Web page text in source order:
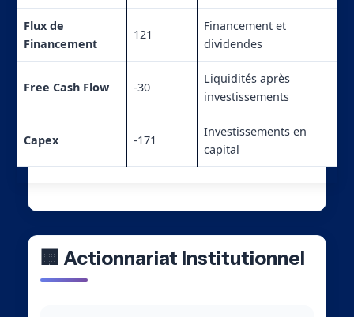
Flux de
Financement
121
Financement et
dividendes
Free Cash Flow -30
Liquidités après
investissements
Capex -171
Investissements en
capital
🏢 Actionnariat Institutionnel